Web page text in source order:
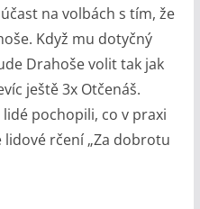
na volbách s tím, že
Když mu dotyčný
Drahoše volit tak jak
ještě 3x Otčenáš.
pochopili, co v praxi
lidové rčení „Za dobrotu